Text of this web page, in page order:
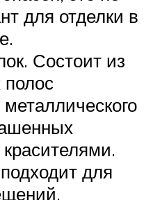
для отделки в
Состоит из
металлического
для